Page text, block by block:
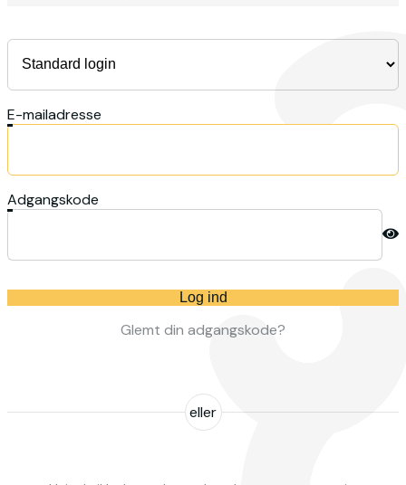
E-mailadresse
Adgangskode
Log ind
Glemt din adgangskode?
eller